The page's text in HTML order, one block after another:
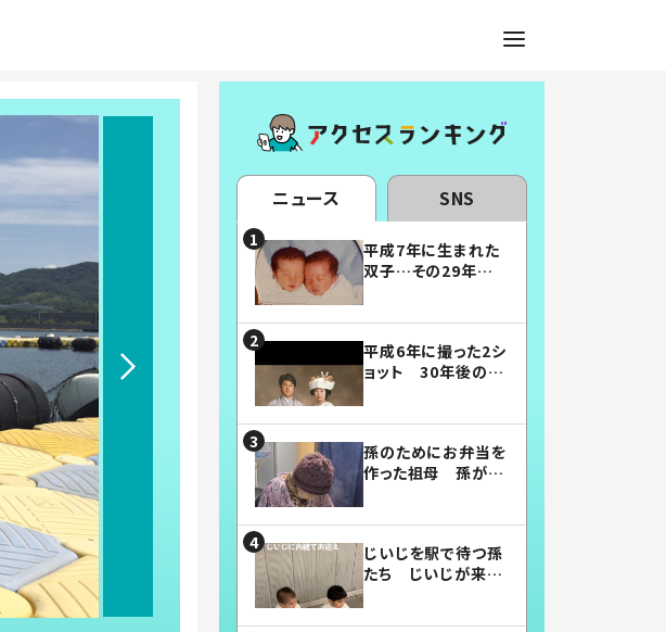
ニュース SNS
平成7年に生まれた
双子…その29年後
平成6年に撮った2シ
ョット 30年後の姿
孫のためにお弁当を
作った祖母 孫が絶
じいじを駅で待つ孫
たち じいじが来た